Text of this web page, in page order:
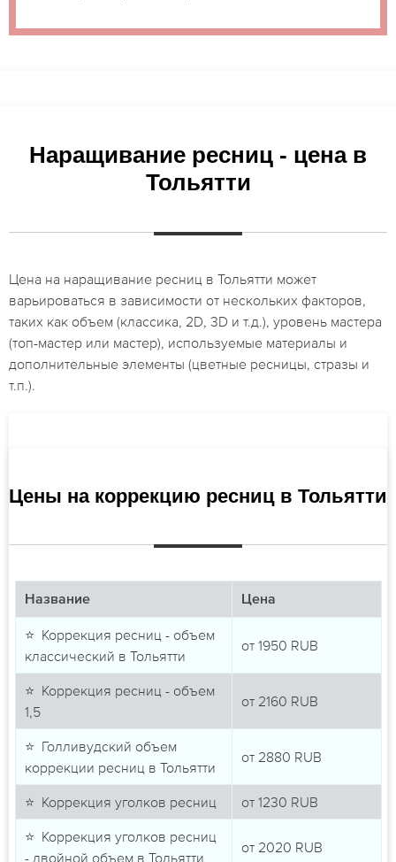
Наращивание ресниц - цена в
Тольятти
Цена на наращивание ресниц в Тольятти может
варьироваться в зависимости от нескольких факторов,
таких как объем (классика, 2D, 3D и т.д.), уровень мастера
(топ-мастер или мастер), используемые материалы и
дополнительные элементы (цветные ресницы, стразы и
т.п.).
Цены на коррекцию ресниц в Тольятти
Название Цена
⭐ Коррекция ресниц - объем
классический в Тольятти
от 1950 RUB
⭐ Коррекция ресниц - объем
1,5
от 2160 RUB
⭐ Голливудский объем
коррекции ресниц в Тольятти
от 2880 RUB
⭐ Коррекция уголков ресниц от 1230 RUB
⭐ Коррекция уголков ресниц
- двойной объем в Тольятти
от 2020 RUB